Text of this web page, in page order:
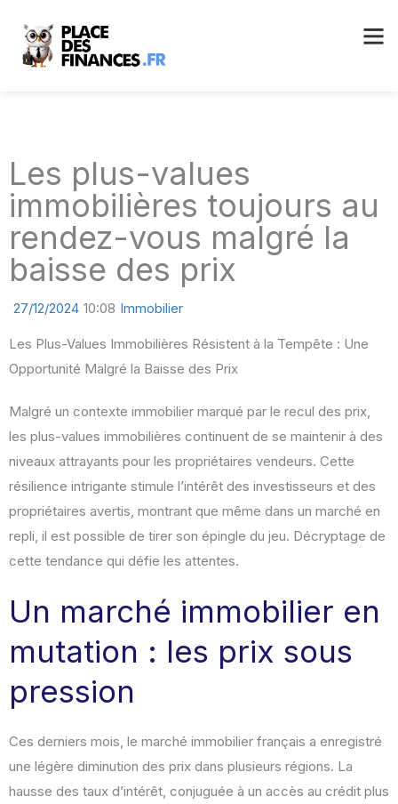
Les plus-values
immobilières toujours au
rendez-vous malgré la
baisse des prix
27/12/2024 10:08 Immobilier
Les Plus-Values Immobilières Résistent à la Tempête : Une
Opportunité Malgré la Baisse des Prix
Malgré un contexte immobilier marqué par le recul des prix,
les plus-values immobilières continuent de se maintenir à des
niveaux attrayants pour les propriétaires vendeurs. Cette
résilience intrigante stimule l’intérêt des investisseurs et des
propriétaires avertis, montrant que même dans un marché en
repli, il est possible de tirer son épingle du jeu. Décryptage de
cette tendance qui défie les attentes.
Un marché immobilier en
mutation : les prix sous
pression
Ces derniers mois, le marché immobilier français a enregistré
une légère diminution des prix dans plusieurs régions. La
hausse des taux d’intérêt, conjuguée à un accès au crédit plus